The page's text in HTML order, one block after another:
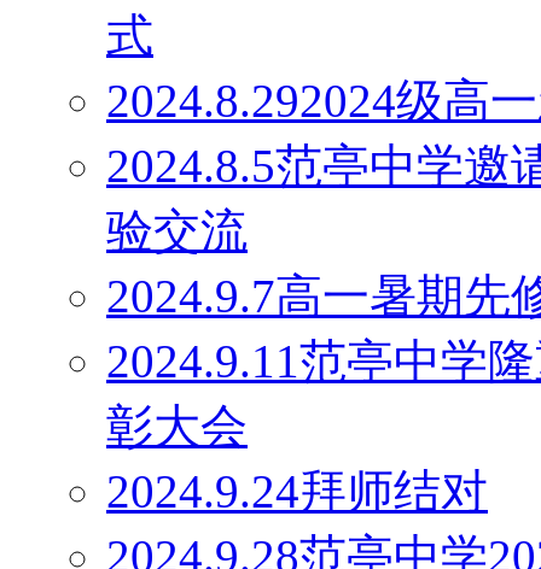
式
2024.8.292024级高
2024.8.5范亭中学邀
验交流
2024.9.7高一暑期先
2024.9.11范亭中学
彰大会
2024.9.24拜师结对
2024.9.28范亭中学